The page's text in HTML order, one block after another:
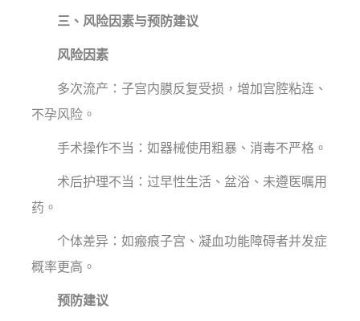
三、风险因素与预防建议
风险因素
多次流产：子宫内膜反复受损，增加宫腔粘连、
不孕风险。
手术操作不当：如器械使用粗暴、消毒不严格。
术后护理不当：过早性生活、盆浴、未遵医嘱用
药。
个体差异：如瘢痕子宫、凝血功能障碍者并发症
概率更高。
预防建议